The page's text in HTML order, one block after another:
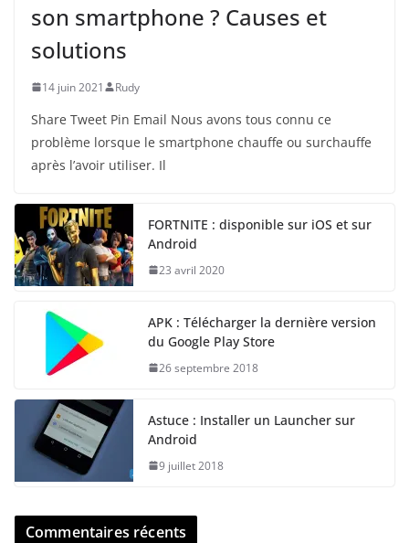
son smartphone ? Causes et
solutions
14 juin 2021 Rudy
Share Tweet Pin Email Nous avons tous connu ce
problème lorsque le smartphone chauffe ou surchauffe
après l’avoir utiliser. Il
FORTNITE : disponible sur iOS et sur
Android
23 avril 2020
APK : Télécharger la dernière version
du Google Play Store
26 septembre 2018
Astuce : Installer un Launcher sur
Android
9 juillet 2018
Commentaires récents